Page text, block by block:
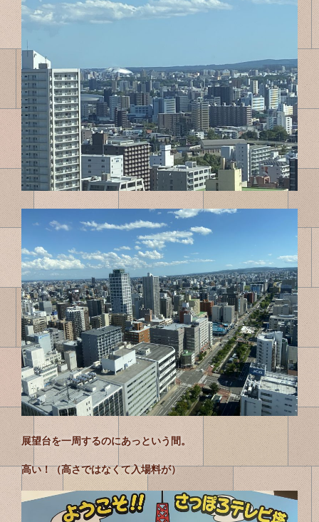
展望台を一周するのにあっという間。
高い！（高さではなくて入場料が）